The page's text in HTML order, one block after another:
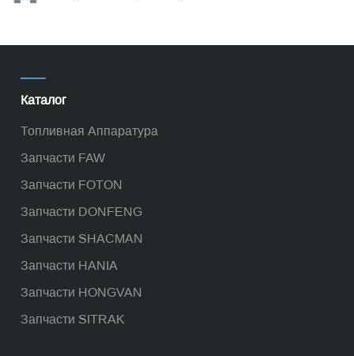
Каталог
Топливная Аппаратура
Запчасти FAW
Запчасти FOTON
Запчасти DONFENG
Запчасти SHACMAN
Запчасти HANIA
Запчасти HONGVAN
Запчасти SITRAK